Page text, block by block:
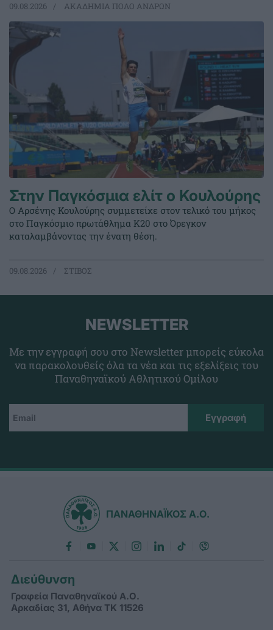
09.08.2026 ΑΚΑΔΗΜΙΑ ΠΟΛΟ ΑΝΔΡΩΝ
Στην Παγκόσμια ελίτ ο Κουλούρης
Ο Αρσένης Κουλούρης συμμετείχε στον τελικό του μήκος
στο Παγκόσμιο πρωτάθλημα Κ20 στο Όρεγκον
καταλαμβάνοντας την ένατη θέση.
09.08.2026 ΣΤΙΒΟΣ
NEWSLETTER
Με την εγγραφή σου στο Newsletter μπορείς εύκολα
να παρακολουθείς όλα τα νέα και τις εξελίξεις του
Παναθηναϊκού Αθλητικού Ομίλου
ΠΑΝΑΘΗΝΑΪΚΟΣ Α.Ο.
Διεύθυνση
Γραφεία Παναθηναϊκού Α.Ο.
Αρκαδίας 31, Αθήνα ΤΚ 11526